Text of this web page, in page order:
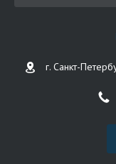
г. Санкт-